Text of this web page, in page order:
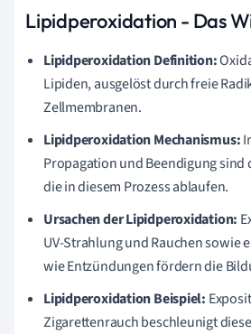
Lipidperoxidation - Das
Lipidperoxidation Definition:
Lipiden, ausgelöst durch freie
Zellmembranen.
Lipidperoxidation Mechanismus:
Propagation und Beendigung
die in diesem Prozess ablaufen.
Ursachen der Lipidperoxidation:
UV-Strahlung und Rauchen sowie
wie Entzündungen fördern die
Lipidperoxidation Beispiel:
Zigarettenrauch beschleunigt